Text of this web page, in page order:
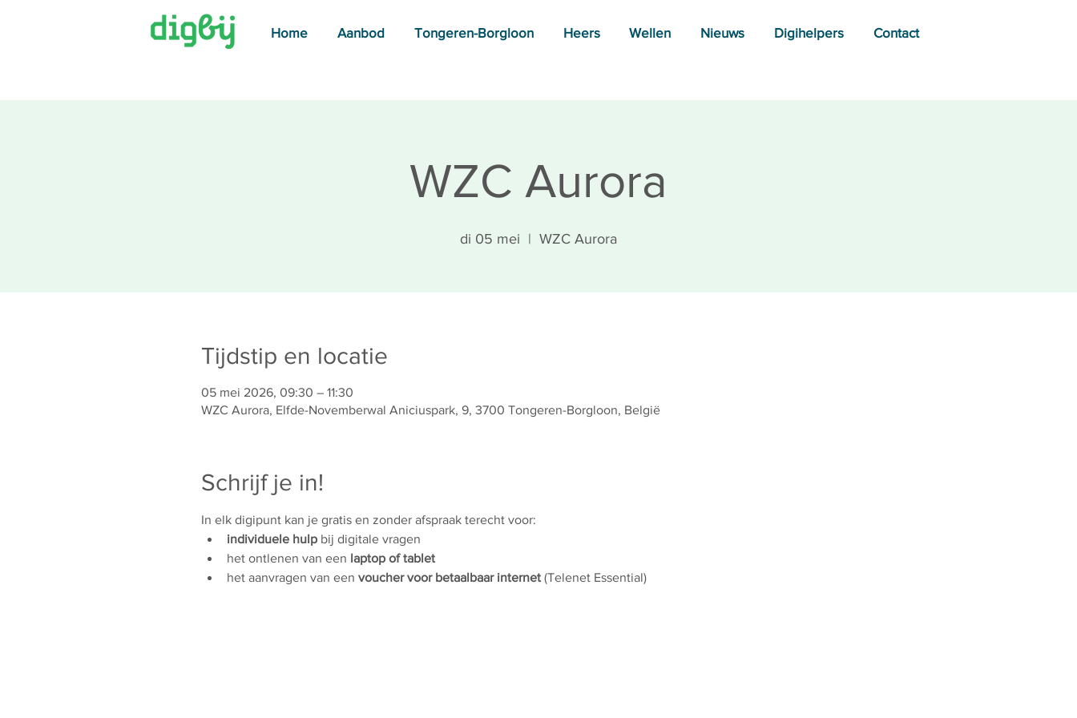
Home Aanbod Tongeren-Borgloon Heers Wellen Nieuws Digihelpers Contact
WZC Aurora
di 05 mei
  |
WZC Aurora
Tijdstip en locatie
05 mei 2026, 09:30 – 11:30
WZC Aurora, Elfde-Novemberwal Aniciuspark, 9, 3700 Tongeren-Borgloon, België
Schrijf je in!
In elk digipunt kan je gratis en zonder afspraak terecht voor:
individuele hulp bij digitale vragen
het ontlenen van een laptop of tablet
het aanvragen van een voucher voor betaalbaar internet (Telenet Essential)